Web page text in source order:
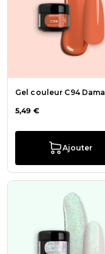
Gel couleur C94 Dama
5,49 €
Ajouter